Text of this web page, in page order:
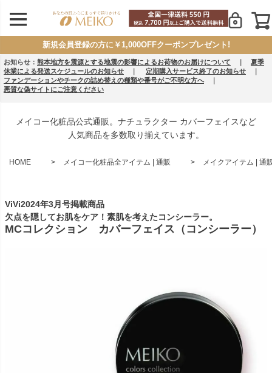
新規会員登録の方に￥1,000OFFクーポンプレゼント!
お知らせ： 熊本地方を震源とする地震の影響によるお荷物のお届けについて ｜ 夏季
休業による発送スケジュールのお知らせ ｜ 定期購入サービス終了のお知らせ ｜
ファンデーションやチークの詰め替えの種類や番号がご不明な方へ｜
悪質な偽サイトにご注意ください
メイコー化粧品公式通販。ナチュラクター カバーフェイスなど
人気商品を多数取り揃えています。
HOME メイコー化粧品全アイテム | 通販 メイクアイテム | 通
ViVi2024年3月号掲載商品
欠点を隠してお肌をケア！素肌を考えたコンシーラー。
MCコレクション カバーフェイス（コンシーラー）